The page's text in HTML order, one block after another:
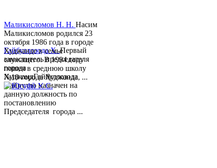
Гайбуллозода Х.Первый
заместитель председателя
города
ХуджандГайбуллозода
Хайрулло назначен на
данную должность по
постановлению
Председателя города ...
Маликисломов Н. Н. Насим
Маликисломов родился 23
октября 1986 года в городе
Худжанде в семье
служащего. В 1994 году
пошел в среднюю школу
№18 города Худжанда, ...